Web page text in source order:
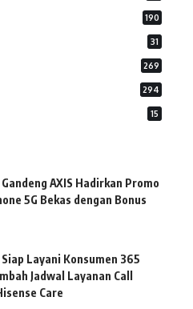
190
31
269
294
15
AXIS Hadirkan Promo
5G Bekas dengan Bonus
Layani Konsumen 365
Jadwal Layanan Call
Care